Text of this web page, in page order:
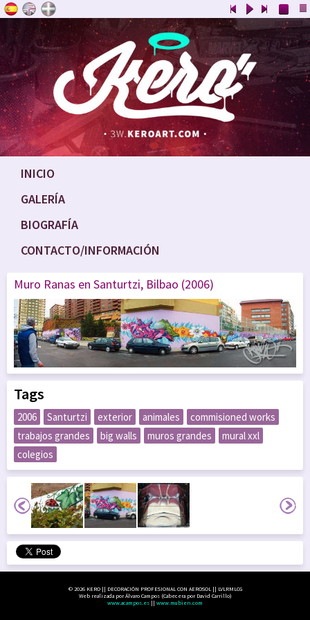
INICIO
GALERÍA
BIOGRAFÍA
CONTACTO/INFORMACIÓN
Muro Ranas en Santurtzi, Bilbao (2006)
Tags
2006 Santurtzi exterior animales
commisioned works
trabajos grandes
big walls muros grandes
mural xxl
colegios
© 2026 KERO || DECORACIÓN PROFESIONAL CON AEROSOL || LVLRMLCG
Web realizada por Álvaro Campos (Cabecera por David Carrillo)
www.acampos.es || www.mubien.com